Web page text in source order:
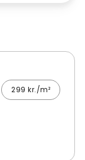
299 kr./m²